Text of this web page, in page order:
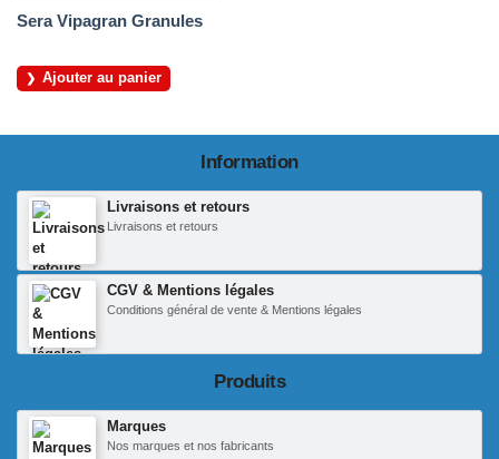
Sera Vipagran Granules
Ajouter au panier
Information
Livraisons et retours
Livraisons et retours
CGV & Mentions légales
Conditions général de vente & Mentions légales
Produits
Marques
Nos marques et nos fabricants